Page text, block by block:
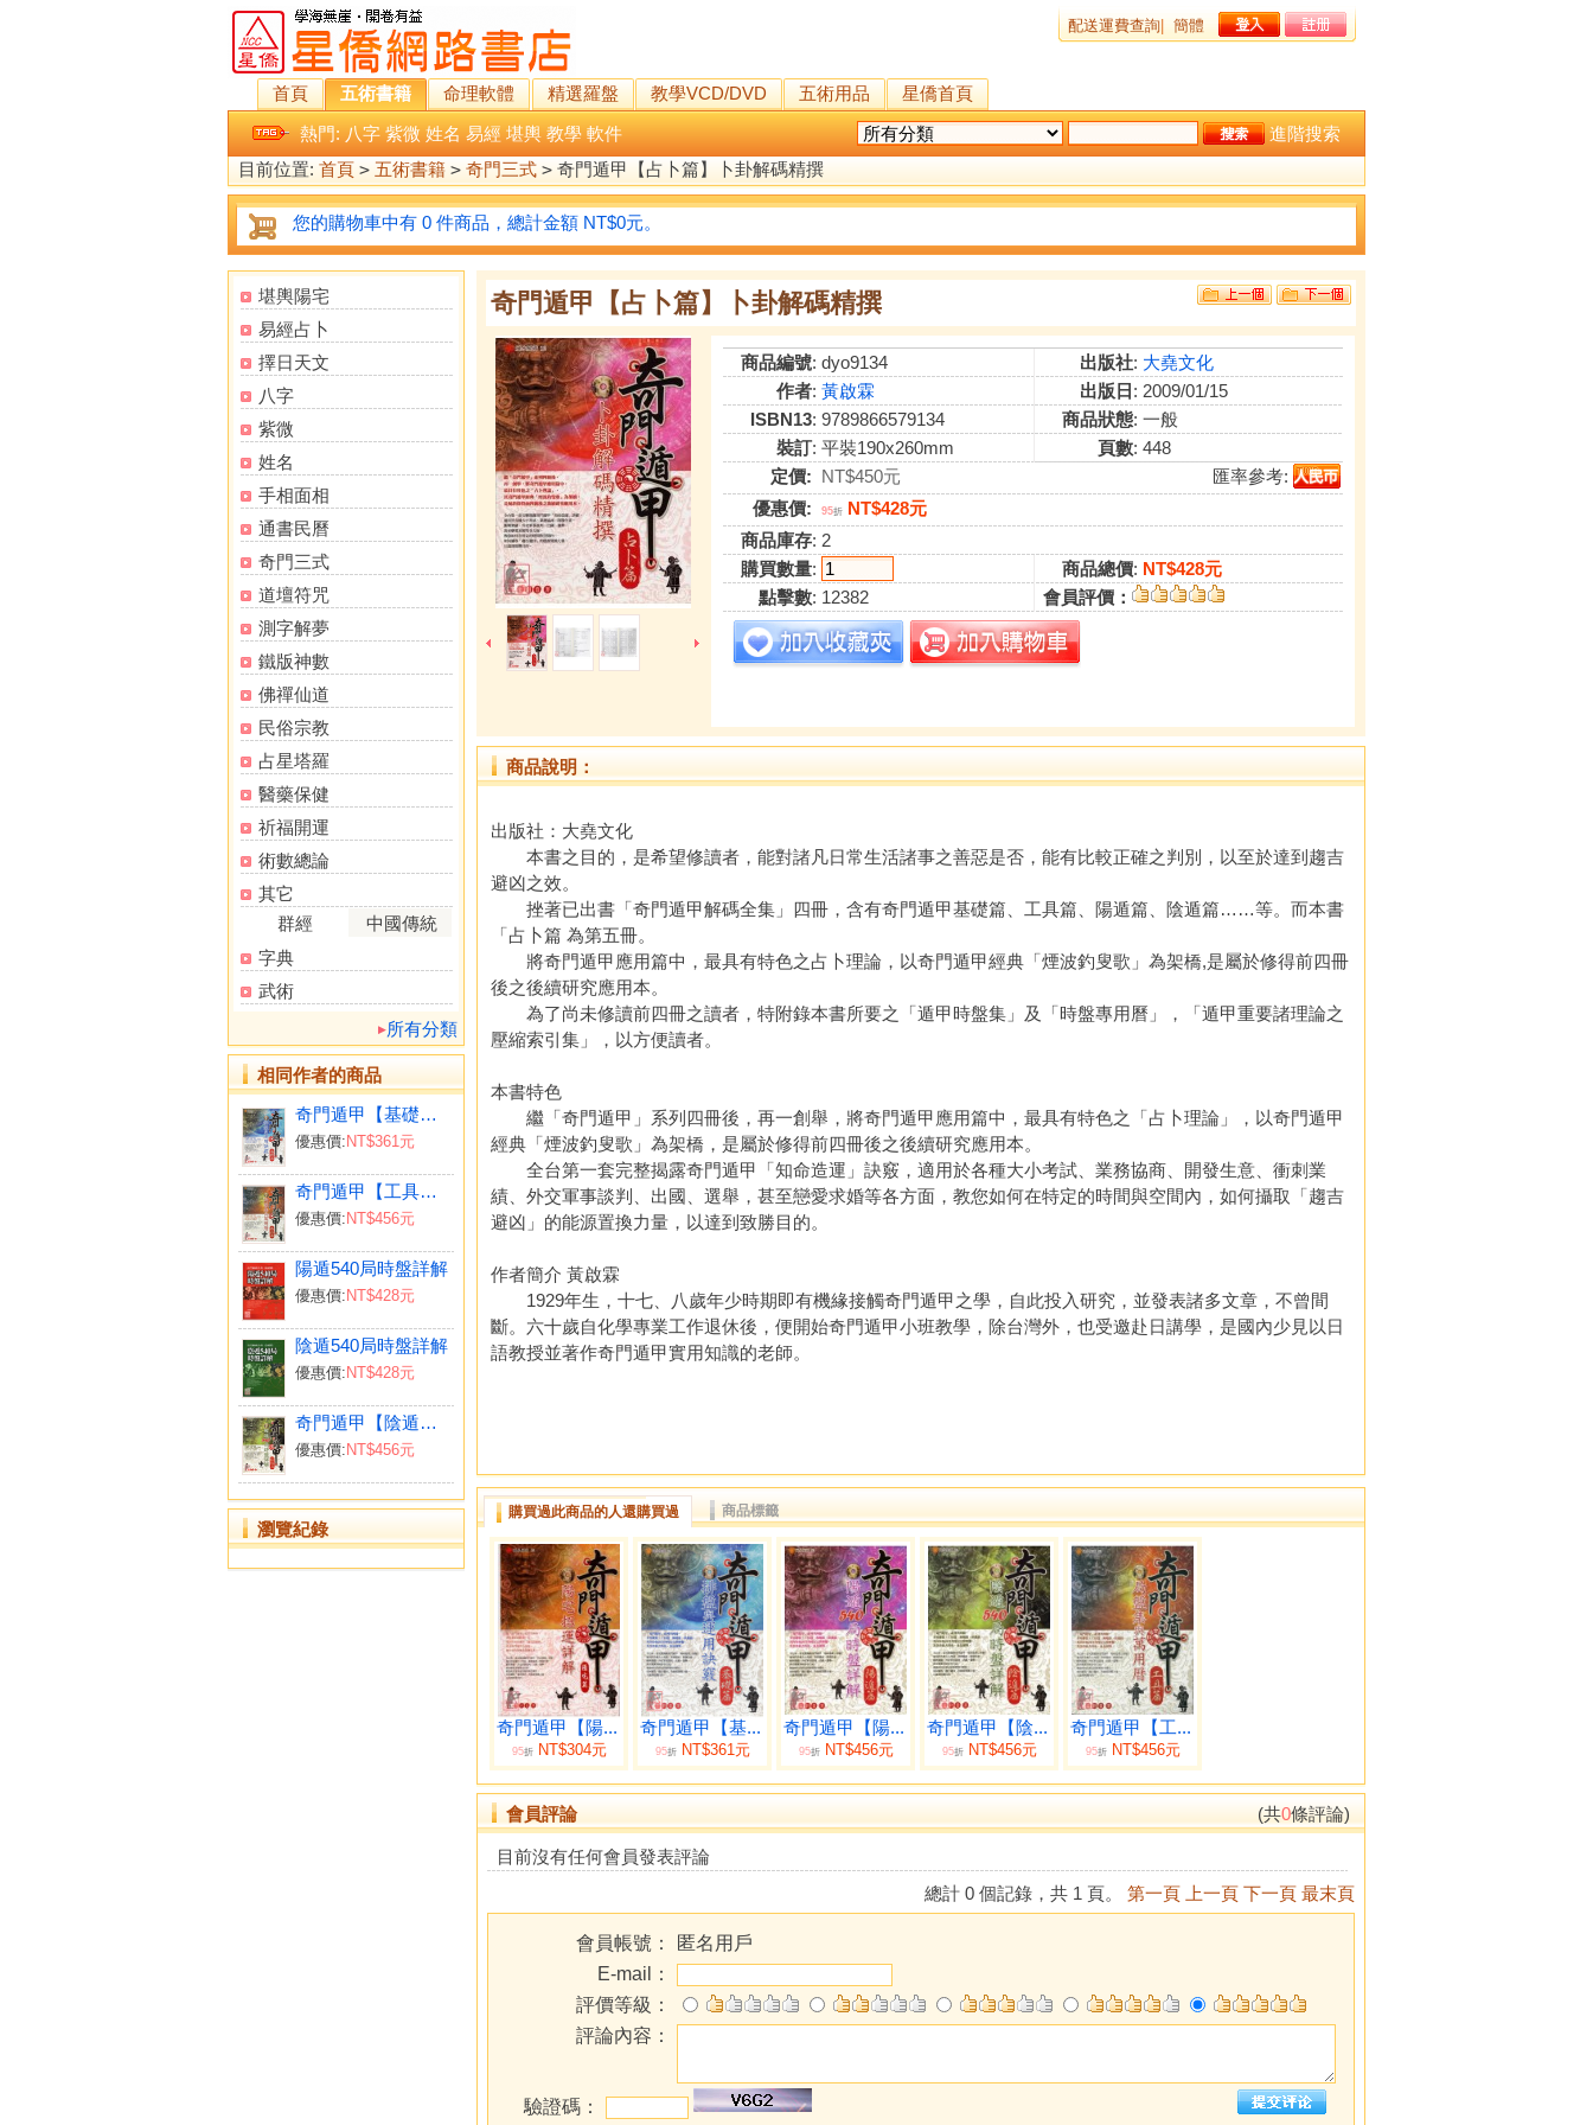
配送運費查詢 簡體
首頁 五術書籍 命理軟體 精選羅盤 教學VCD/DVD 五術用品
星僑首頁
熱門: 八字 紫微 姓名 易經 堪輿 教學 軟件
進階搜索
目前位置: 首頁 > 五術書籍 > 奇門三式 > 奇門遁甲【占卜篇】卜卦解碼精撰
您的購物車中有 0 件商品，總計金額 NT$0元。
堪輿陽宅
易經占卜
擇日天文
八字
紫微
姓名
手相面相
通書民曆
奇門三式
道壇符咒
測字解夢
鐵版神數
佛禪仙道
民俗宗教
占星塔羅
醫藥保健
祈福開運
術數總論
其它
群經
中國傳統
字典
武術
所有分類
相同作者的商品
奇門遁甲【基礎篇】排盤與運用訣竅
優惠價: NT$361元
奇門遁甲【工具篇】局盤集與萬用曆
優惠價: NT$456元
陽遁540局時盤詳解
優惠價: NT$428元
陰遁540局時盤詳解
優惠價: NT$428元
奇門遁甲【陰遁篇】陰遁540局時盤詳解
優惠價: NT$456元
瀏覽紀錄
奇門遁甲【占卜篇】卜卦解碼精撰
商品編號: dyo9134 出版社: 大堯文化
作者: 黃啟霖 出版日 : 2009/01/15
ISBN13: 9789866579134 商品狀態: 一般
裝訂: 平裝190x260mm 頁數: 448
定價: NT$450元
匯率參考:
優惠價:
95折 NT$428元
商品庫存: 2
購買數量: 商品總價: NT$428元
點擊數: 12382 會員評價：
商品說明：
出版社：大堯文化
本書之目的，是希望修讀者，能對諸凡日常生活諸事之善惡是否，能有比較正確之判別，以至於達到趨吉
避凶之效。
挫著已出書「奇門遁甲解碼全集」四冊，含有奇門遁甲基礎篇、工具篇、陽遁篇、陰遁篇……等。而本書
「占卜篇 為第五冊。
將奇門遁甲應用篇中，最具有特色之占卜理論，以奇門遁甲經典「煙波釣叟歌」為架橋,是屬於修得前四冊
後之後續研究應用本。
為了尚未修讀前四冊之讀者，特附錄本書所要之「遁甲時盤集」及「時盤專用曆」，「遁甲重要諸理論之
壓縮索引集」，以方便讀者。
本書特色
繼「奇門遁甲」系列四冊後，再一創舉，將奇門遁甲應用篇中，最具有特色之「占卜理論」，以奇門遁甲
經典「煙波釣叟歌」為架橋，是屬於修得前四冊後之後續研究應用本。
全台第一套完整揭露奇門遁甲「知命造運」訣竅，適用於各種大小考試、業務協商、開發生意、衝刺業
績、外交軍事談判、出國、選舉，甚至戀愛求婚等各方面，教您如何在特定的時間與空間內，如何攝取「趨吉
避凶」的能源置換力量，以達到致勝目的。
作者簡介 黃啟霖
1929年生，十七、八歲年少時期即有機緣接觸奇門遁甲之學，自此投入研究，並發表諸多文章，不曾間
斷。六十歲自化學專業工作退休後，便開始奇門遁甲小班教學，除台灣外，也受邀赴日講學，是國內少見以日
語教授並著作奇門遁甲實用知識的老師。
購買過此商品的人還購買過 商品標籤
奇門遁甲【陽...
95折NT$304元
奇門遁甲【基...
95折NT$361元
奇門遁甲【陽...
95折NT$456元
奇門遁甲【陰...
95折NT$456元
奇門遁甲【工...
95折NT$456元
會員評論 (共0條評論)
目前沒有任何會員發表評論
總計 0 個記錄，共 1 頁。 第一頁 上一頁 下一頁 最末頁
會員帳號：
匿名用戶
E-mail：
評價等級：
評論內容：
驗證碼：